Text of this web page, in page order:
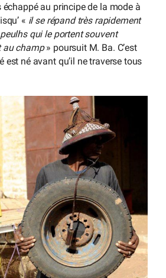
échappé au principe de la mode à
« il se répand très rapidement
qui le portent souvent
au champ» poursuit M. Ba. C’est
est né avant qu’il ne traverse tous